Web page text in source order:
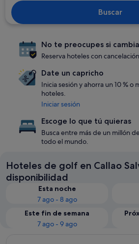
Buscar
No te preocupes si
Reserva hoteles con
Date un capricho
Inicia sesión y ahorra un 10 % o
hoteles.
Iniciar sesión
Escoge lo que tú quieras
Busca entre más de un millón
todo el mundo.
Hoteles de golf en Callao
disponibilidad
Esta noche
7 ago - 8 ago
Este fin de semana
7 ago - 9 ago